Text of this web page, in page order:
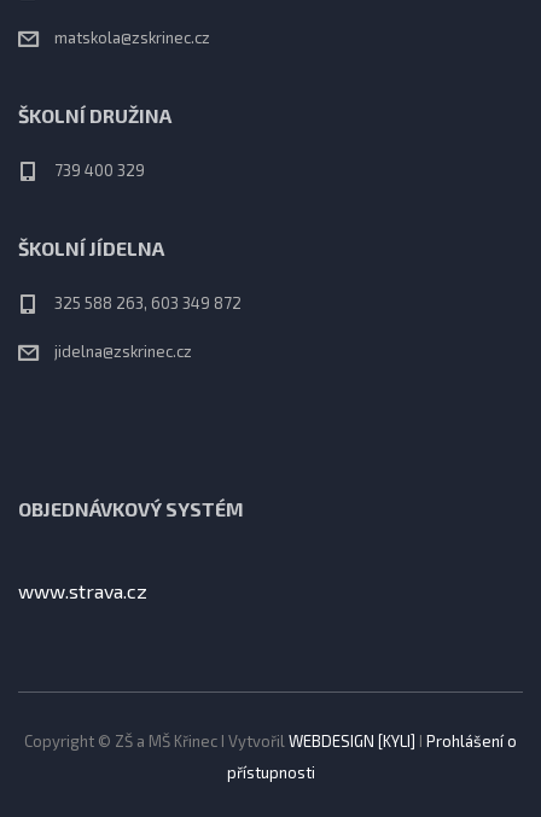
matskola@zskrinec.cz
ŠKOLNÍ DRUŽINA
739 400 329
ŠKOLNÍ JÍDELNA
325 588 263, 603 349 872
jidelna@zskrinec.cz
OBJEDNÁVKOVÝ SYSTÉM
www.strava.cz
Copyright © ZŠ a MŠ Křinec I Vytvořil WEBDESIGN [KYLI] I Prohlášení o
přístupnosti